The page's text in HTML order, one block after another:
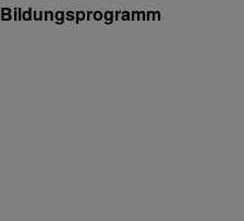
Bildungsprogramm